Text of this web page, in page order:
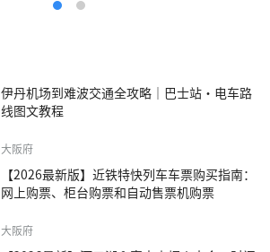
伊丹机场到难波交通全攻略｜巴士站・电车路
线图文教程
大阪府
【2026最新版】近铁特快列车车票购买指南：
网上购票、柜台购票和自动售票机购票
大阪府